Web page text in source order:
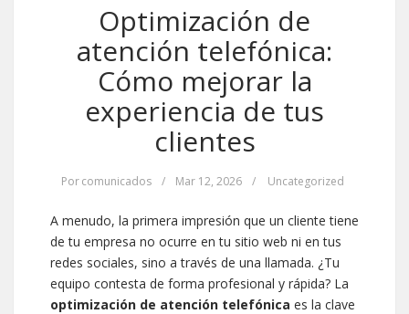
Optimización de
atención telefónica:
Cómo mejorar la
experiencia de tus
clientes
Por comunicados / Mar 12, 2026 / Uncategorized
A menudo, la primera impresión que un cliente tiene
de tu empresa no ocurre en tu sitio web ni en tus
redes sociales, sino a través de una llamada. ¿Tu
equipo contesta de forma profesional y rápida? La
optimización de atención telefónica es la clave